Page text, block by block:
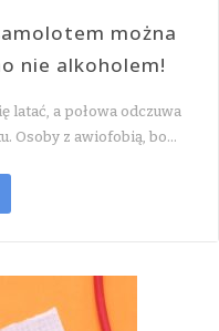
można
nie alkoholem!
latać, a połowa odczuwa
Osoby z awiofobią, bo…